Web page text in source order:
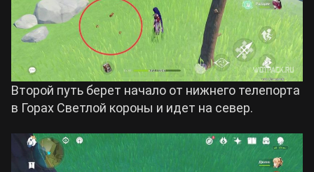
Второй путь берет начало от нижнего телепорта
в Горах Светлой короны и идет на север.